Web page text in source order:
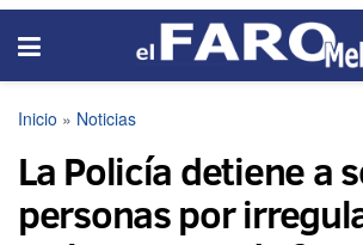
Inicio » Noticias
La Policía detiene a
personas por